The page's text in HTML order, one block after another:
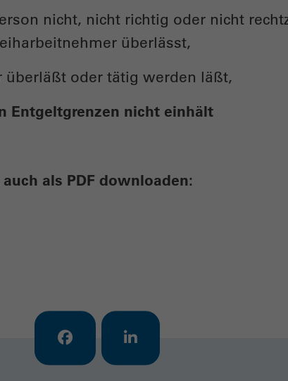
nicht, nicht richtig oder nicht
überlässt,
überläßt oder tätig werden läßt,
Entgeltgrenzen nicht einhält
als PDF downloaden: